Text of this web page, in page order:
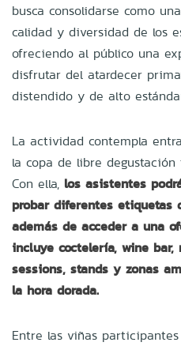
busca consolidarse como
calidad y diversidad de los
ofreciendo al público una
disfrutar del atardecer
distendido y de alto
La actividad contempla
la copa de libre
Con ella, los asistentes
probar diferentes etiquetas
además de acceder a una
incluye coctelería, wine
sessions, stands y zonas
la hora dorada.
Entre las viñas